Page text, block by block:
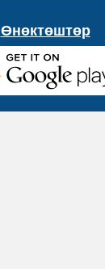
Өнөктөштөр